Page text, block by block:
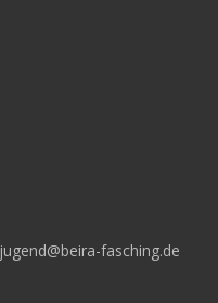
jugend@beira-fasching.de